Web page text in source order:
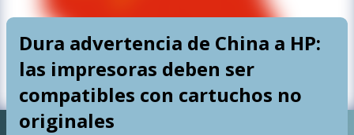
Dura advertencia de China a HP:
las impresoras deben ser
compatibles con cartuchos no
originales